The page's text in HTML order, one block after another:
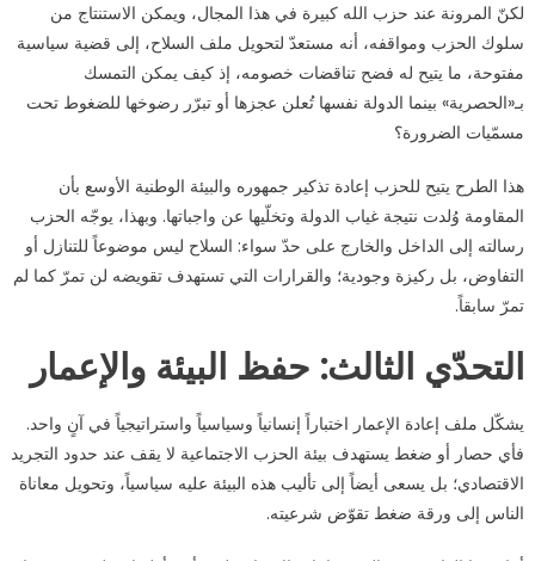
لكنّ المرونة عند حزب الله كبيرة في هذا المجال، ويمكن الاستنتاج من
سلوك الحزب ومواقفه، أنه مستعدّ لتحويل ملف السلاح، إلى قضية سياسية
مفتوحة، ما يتيح له فضح تناقضات خصومه، إذ كيف يمكن التمسك
بـ«الحصرية» بينما الدولة نفسها تُعلن عجزها أو تبرّر رضوخها للضغوط تحت
مسمّيات الضرورة؟
هذا الطرح يتيح للحزب إعادة تذكير جمهوره والبيئة الوطنية الأوسع بأن
المقاومة وُلدت نتيجة غياب الدولة وتخلّيها عن واجباتها. وبهذا، يوجّه الحزب
رسالته إلى الداخل والخارج على حدّ سواء: السلاح ليس موضوعاً للتنازل أو
التفاوض، بل ركيزة وجودية؛ والقرارات التي تستهدف تقويضه لن تمرّ كما لم
تمرّ سابقاً.
التحدّي الثالث: حفظ البيئة والإعمار
يشكّل ملف إعادة الإعمار اختباراً إنسانياً وسياسياً واستراتيجياً في آنٍ واحد.
فأي حصار أو ضغط يستهدف بيئة الحزب الاجتماعية لا يقف عند حدود التجريد
الاقتصادي؛ بل يسعى أيضاً إلى تأليب هذه البيئة عليه سياسياً، وتحويل معاناة
الناس إلى ورقة ضغط تقوّض شرعيته.